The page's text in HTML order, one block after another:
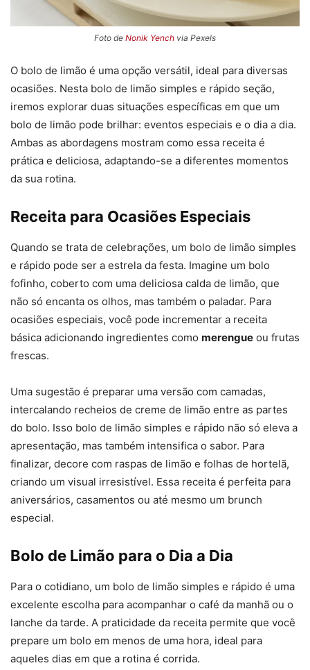
Foto de Nonik Yench via Pexels
O bolo de limão é uma opção versátil, ideal para diversas
ocasiões. Nesta bolo de limão simples e rápido seção,
iremos explorar duas situações específicas em que um
bolo de limão pode brilhar: eventos especiais e o dia a dia.
Ambas as abordagens mostram como essa receita é
prática e deliciosa, adaptando-se a diferentes momentos
da sua rotina.
Receita para Ocasiões Especiais
Quando se trata de celebrações, um bolo de limão simples
e rápido pode ser a estrela da festa. Imagine um bolo
fofinho, coberto com uma deliciosa calda de limão, que
não só encanta os olhos, mas também o paladar. Para
ocasiões especiais, você pode incrementar a receita
básica adicionando ingredientes como merengue ou frutas
frescas.
Uma sugestão é preparar uma versão com camadas,
intercalando recheios de creme de limão entre as partes
do bolo. Isso bolo de limão simples e rápido não só eleva a
apresentação, mas também intensifica o sabor. Para
finalizar, decore com raspas de limão e folhas de hortelã,
criando um visual irresistível. Essa receita é perfeita para
aniversários, casamentos ou até mesmo um brunch
especial.
Bolo de Limão para o Dia a Dia
Para o cotidiano, um bolo de limão simples e rápido é uma
excelente escolha para acompanhar o café da manhã ou o
lanche da tarde. A praticidade da receita permite que você
prepare um bolo em menos de uma hora, ideal para
aqueles dias em que a rotina é corrida.